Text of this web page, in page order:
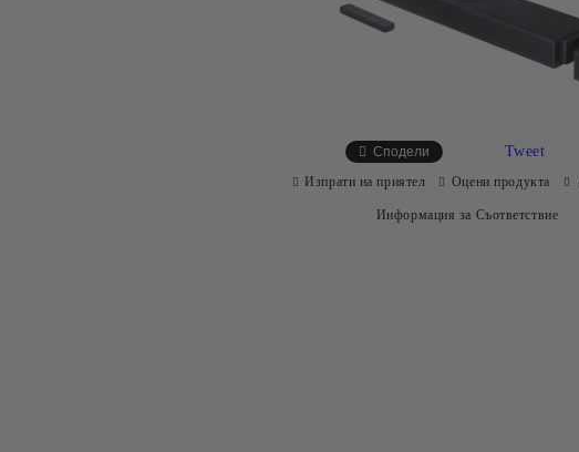
Сподели Tweet
Изпрати на приятел Оцени продукта
Информация за Съответствие